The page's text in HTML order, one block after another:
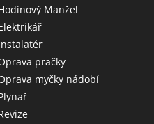
Manžel
pračky
myčky nádobí